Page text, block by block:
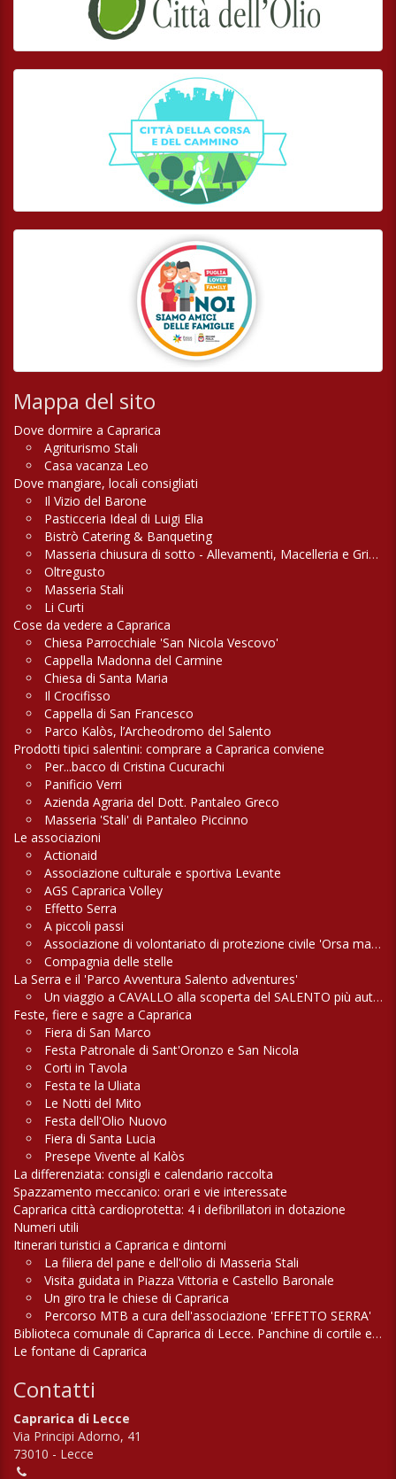
Mappa del sito
Dove dormire a Caprarica
Agriturismo Stali
Casa vacanza Leo
Dove mangiare, locali consigliati
Il Vizio del Barone
Pasticceria Ideal di Luigi Elia
Bistrò Catering & Banqueting
Masseria chiusura di sotto - Allevamenti, Macelleria e Griglieria
Oltregusto
Masseria Stali
Li Curti
Cose da vedere a Caprarica
Chiesa Parrocchiale 'San Nicola Vescovo'
Cappella Madonna del Carmine
Chiesa di Santa Maria
Il Crocifisso
Cappella di San Francesco
Parco Kalòs, l’Archeodromo del Salento
Prodotti tipici salentini: comprare a Caprarica conviene
Per...bacco di Cristina Cucurachi
Panificio Verri
Azienda Agraria del Dott. Pantaleo Greco
Masseria 'Stali' di Pantaleo Piccinno
Le associazioni
Actionaid
Associazione culturale e sportiva Levante
AGS Caprarica Volley
Effetto Serra
A piccoli passi
Associazione di volontariato di protezione civile 'Orsa maggiore'
Compagnia delle stelle
La Serra e il 'Parco Avventura Salento adventures'
Un viaggio a CAVALLO alla scoperta del SALENTO più autentico
Feste, fiere e sagre a Caprarica
Fiera di San Marco
Festa Patronale di Sant'Oronzo e San Nicola
Corti in Tavola
Festa te la Uliata
Le Notti del Mito
Festa dell'Olio Nuovo
Fiera di Santa Lucia
Presepe Vivente al Kalòs
La differenziata: consigli e calendario raccolta
Spazzamento meccanico: orari e vie interessate
Caprarica città cardioprotetta: 4 i defibrillatori in dotazione
Numeri utili
Itinerari turistici a Caprarica e dintorni
La filiera del pane e dell'olio di Masseria Stali
Visita guidata in Piazza Vittoria e Castello Baronale
Un giro tra le chiese di Caprarica
Percorso MTB a cura dell'associazione 'EFFETTO SERRA'
Biblioteca comunale di Caprarica di Lecce. Panchine di cortile e di campagna
Le fontane di Caprarica
Contatti
Caprarica di Lecce
Via Principi Adorno, 41
73010 - Lecce